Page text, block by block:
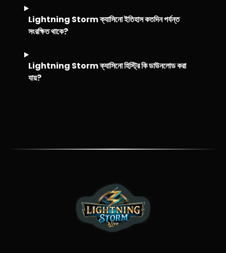
Lightning Storm ক্যাসিনো ইতিহাস কতদিন পর্যন্ত
সংরক্ষিত থাকে?
Lightning Storm ক্যাসিনো হিস্ট্রি কি ডাউনলোড করা
যায়?